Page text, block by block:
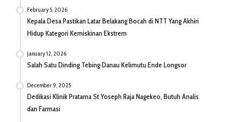
February 5, 2026
Kepala Desa Pastikan Latar Belakang Bocah di NTT Yang Akhiri
Hidup Kategori Kemiskinan Ekstrem
January 12, 2026
Salah Satu Dinding Tebing Danau Kelimutu Ende Longsor
December 9, 2025
Dedikasi Klinik Pratama St Yoseph Raja Nagekeo, Butuh Analis
dan Farmasi